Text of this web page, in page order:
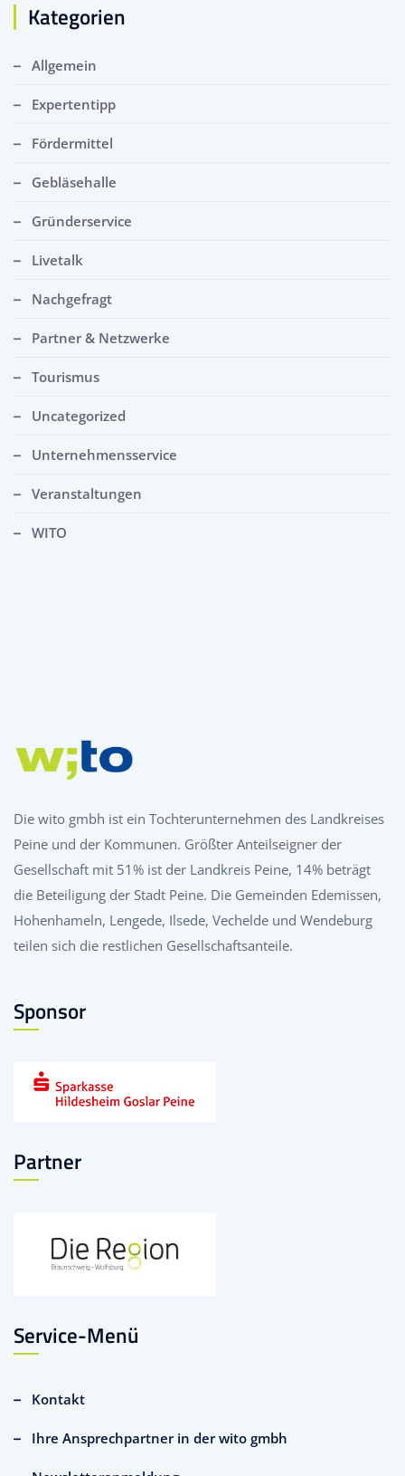
Kategorien
Allgemein
Expertentipp
Fördermittel
Gebläsehalle
Gründerservice
Livetalk
Nachgefragt
Partner & Netzwerke
Tourismus
Uncategorized
Unternehmensservice
Veranstaltungen
WITO
Die wito gmbh ist ein Tochterunternehmen des Landkreises
Peine und der Kommunen. Größter Anteilseigner der
Gesellschaft mit 51% ist der Landkreis Peine, 14% beträgt
die Beteiligung der Stadt Peine. Die Gemeinden Edemissen,
Hohenhameln, Lengede, Ilsede, Vechelde und Wendeburg
teilen sich die restlichen Gesellschaftsanteile.
Sponsor
Partner
Service-Menü
Kontakt
Ihre Ansprechpartner in der wito gmbh